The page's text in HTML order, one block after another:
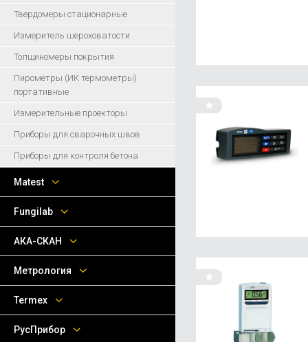
Твердомеры стационарные
Измеритель шероховатости
Толщиномеры покрытия
Пирометры (ИК термометры)
портативные
Измерительные проекторы
Приборы для сварочных швов
Приборы для контроля бетона
Matest
Fungilab
АКА-СКАН
Метрология
Termex
РусПрибор